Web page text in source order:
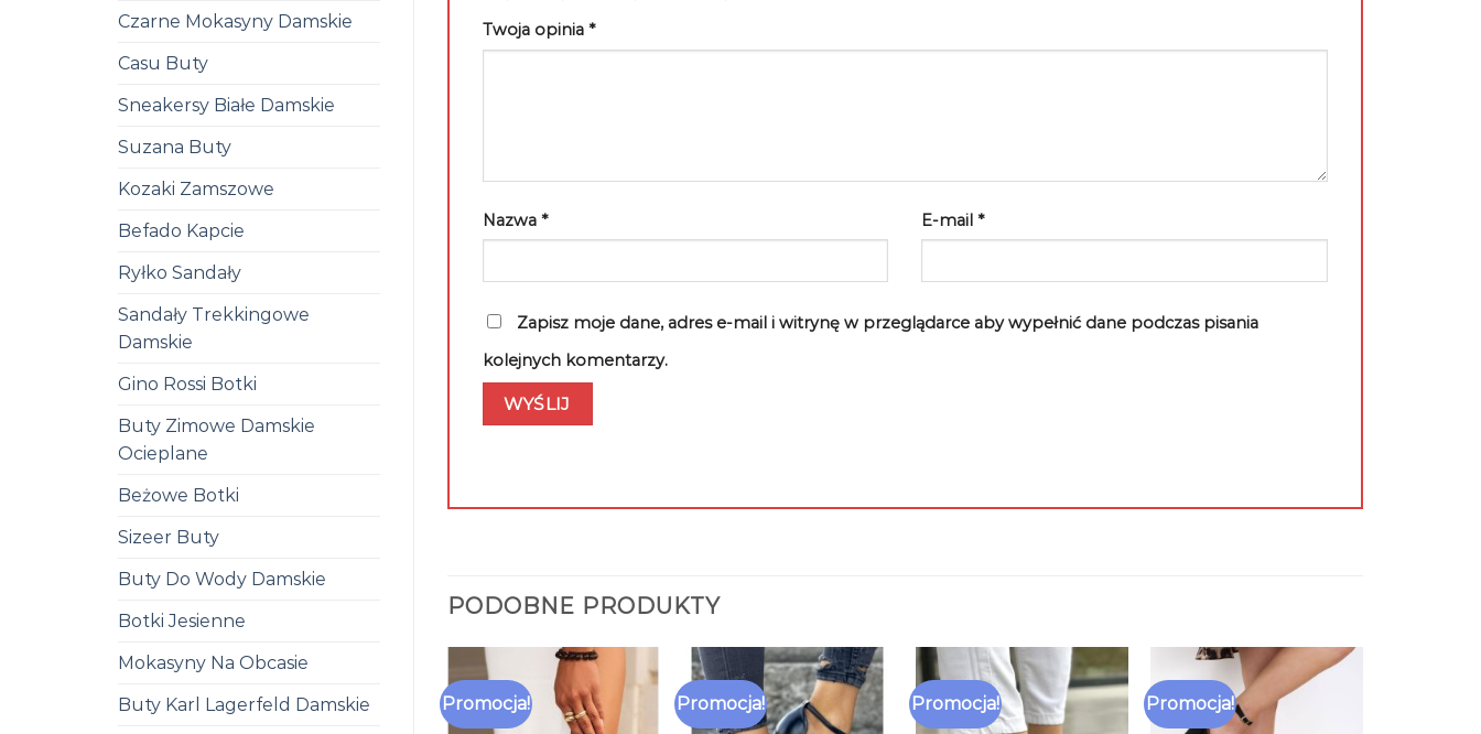
Czarne Mokasyny Damskie
Casu Buty
Sneakersy Białe Damskie
Suzana Buty
Kozaki Zamszowe
Befado Kapcie
Ryłko Sandały
Sandały Trekkingowe
Damskie
Gino Rossi Botki
Buty Zimowe Damskie
Ocieplane
Beżowe Botki
Sizeer Buty
Buty Do Wody Damskie
Botki Jesienne
Mokasyny Na Obcasie
Buty Karl Lagerfeld Damskie
Twoja opinia *
Nazwa * E-mail*
Zapisz moje dane, adres e-mail i witrynę w przeglądarce aby wypełnić dane podczas pisania
kolejnych komentarzy.
PODOBNE PRODUKTY
Promocja! Promocja! Promocja! Promocja!